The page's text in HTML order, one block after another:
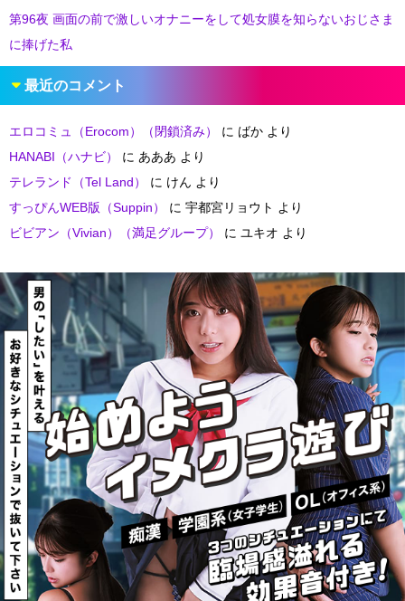
第96夜 画面の前で激しいオナニーをして処女膜を知らないおじさま
に捧げた私
最近のコメント
エロコミュ（Erocom）（閉鎖済み） に ばか より
HANABI（ハナビ）
に あああ より
テレランド（Tel Land）
に けん より
すっぴんWEB版（Suppin）
に 宇都宮リョウト より
ビビアン（Vivian）（満足グループ）
に ユキオ より